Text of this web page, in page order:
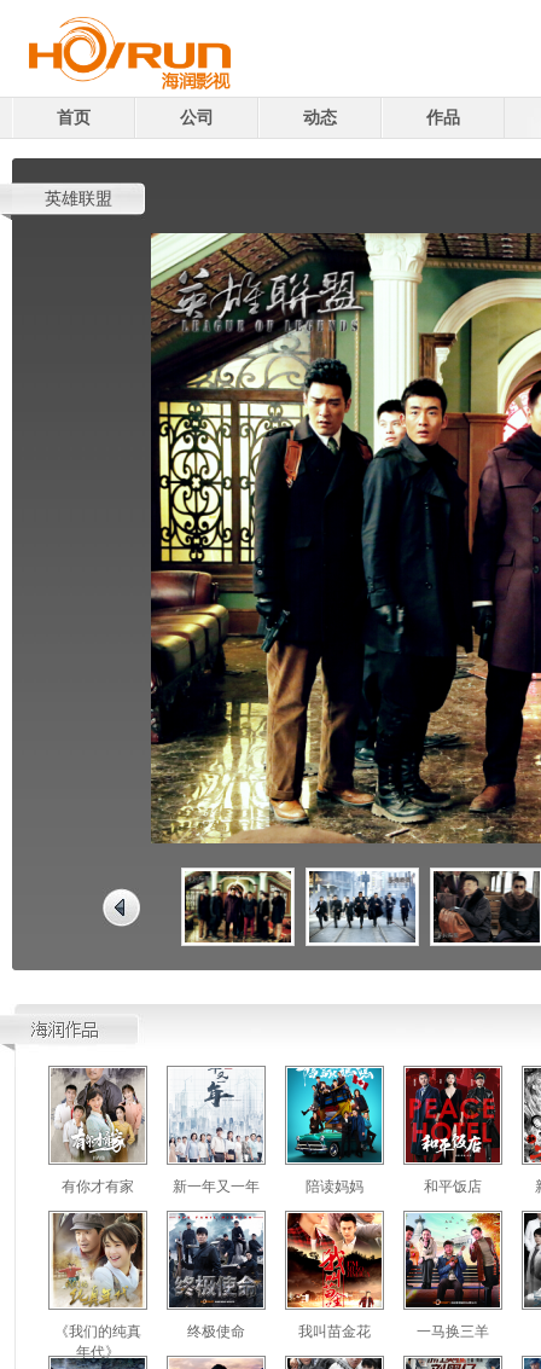
首页 公司 动态 作品
英雄联盟
有你才有家 新一年又一年 陪读妈妈 和平饭店
《我们的纯真
年代》
终极使命 我叫苗金花 一马换三羊